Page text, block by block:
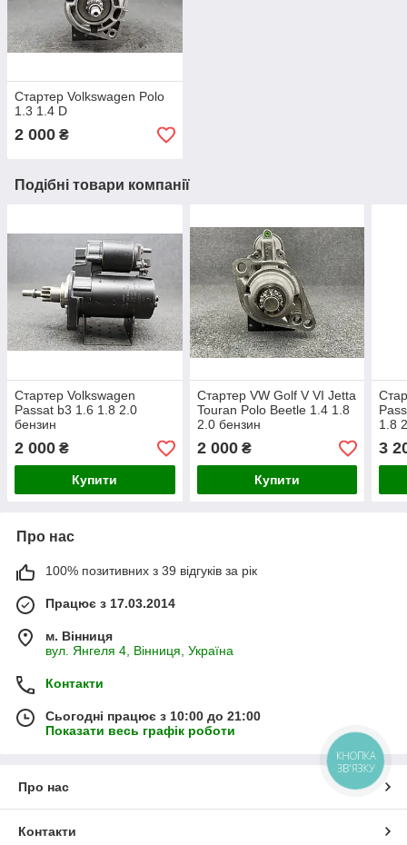
Стартер Volkswagen Polo
1.3 1.4 D
2 000 ₴
Подібні товари компанії
Стартер Volkswagen
Passat b3 1.6 1.8 2.0
бензин
2 000 ₴
Купити
Стартер VW Golf V VI Jetta
Touran Polo Beetle 1.4 1.8
2.0 бензин
2 000₴
Купити
1.8
3
Про нас
100% позитивних з 39 відгуків за рік
Працює з 17.03.2014
м. Вінниця
вул. Янгеля 4, Вінниця, Україна
Контакти
Сьогодні працює з 10:00 до 21:00
Показати весь графік роботи
Про нас
Контакти
КНОПКА
ЗВ'ЯЗКУ